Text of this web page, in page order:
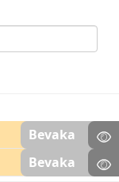
Bevaka
Bevaka